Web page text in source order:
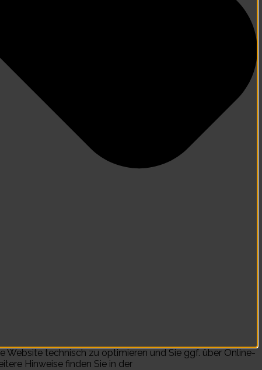
Website technisch zu optimieren und Sie ggf. über Online-
Hinweise finden Sie in der